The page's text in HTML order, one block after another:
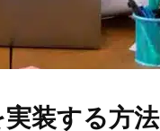
装する方法